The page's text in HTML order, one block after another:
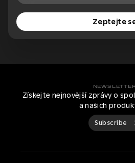
Zeptejte
Získejte nejnovější zprávy o
a našich
Subscribe